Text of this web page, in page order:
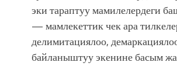
эки тараптуу мамилелердеги
— мамлекеттик чек ара
делимитациялоо,
байланыштуу экенине басым